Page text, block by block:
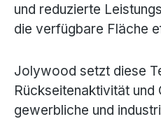
und reduzierte
die verfügbare Fläche
Jolywood setzt diese
Rückseitenaktivität
gewerbliche und